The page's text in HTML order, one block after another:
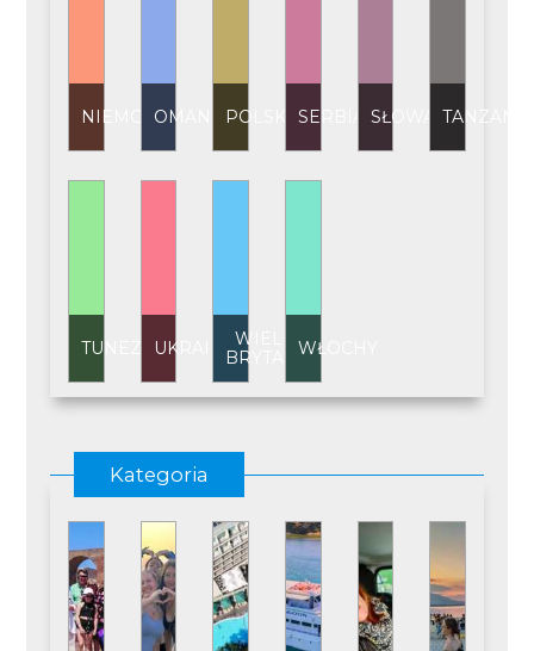
NIEMCY OMAN POLSKASERBIA SŁOWACJATANZANIA
TUNEZJAUKRAINAWIELKA
BRYTANIAWŁOCHY
Kategoria